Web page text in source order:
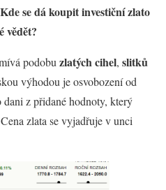
se dá koupit investiční zlato
vědět?
podobu zlatých cihel, slitků
výhodou je osvobození od
z přidané hodnoty, který
zlata se vyjadřuje v unci